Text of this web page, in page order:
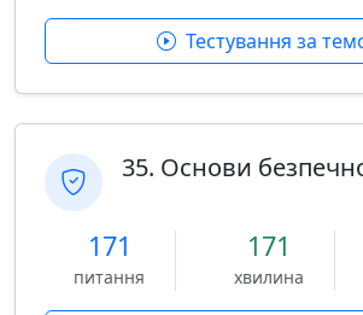
Тестування за
35. Основи
171
питання
171
хвилина